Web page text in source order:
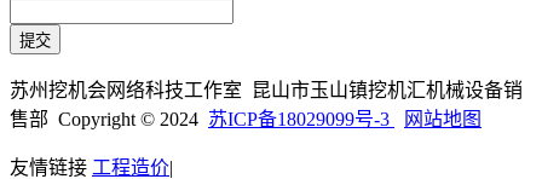
苏州挖机会网络科技工作室 昆山市玉山镇挖机汇机械设备销
售部 Copyright © 2024 苏ICP备18029099号-3 网站地图
友情链接 工程造价|